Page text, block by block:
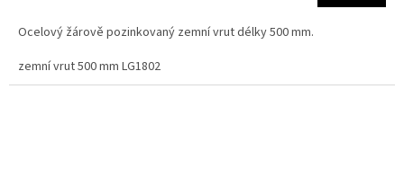
Ocelový žárově pozinkovaný zemní vrut délky 500 mm.
zemní vrut 500 mm LG1802